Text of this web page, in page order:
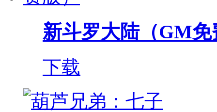
新斗罗大陆（GM免
下载